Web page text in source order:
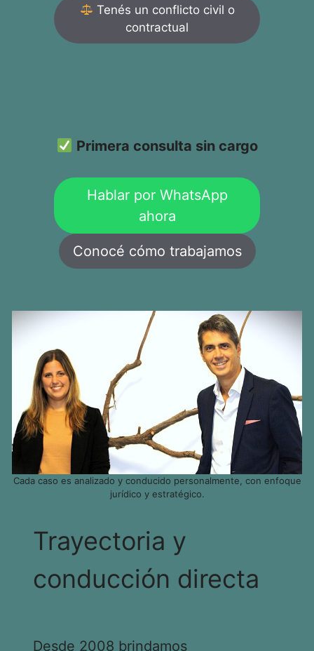
Tenés un conflicto civil o
contractual
Primera consulta sin cargo
Hablar por WhatsApp
ahora
Conocé cómo trabajamos
Cada caso es analizado y conducido personalmente, con enfoque
jurídico y estratégico.
Trayectoria y
conducción directa
Desde 2008 brindamos